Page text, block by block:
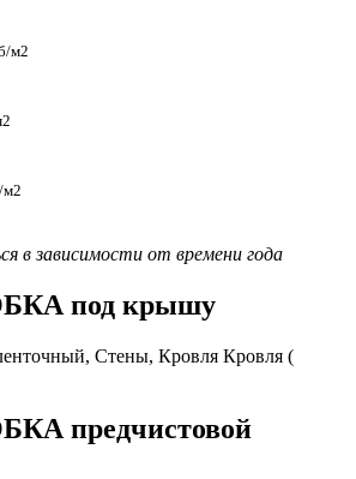
м2
м2
в зависимости от времени года
под крышу
Стены, Кровля Кровля (
предчистовой